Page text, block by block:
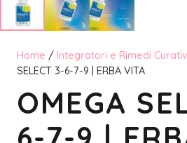
Home / Integratori e Rimedi
SELECT 3-6-7-9 | ERBA VITA
OMEGA